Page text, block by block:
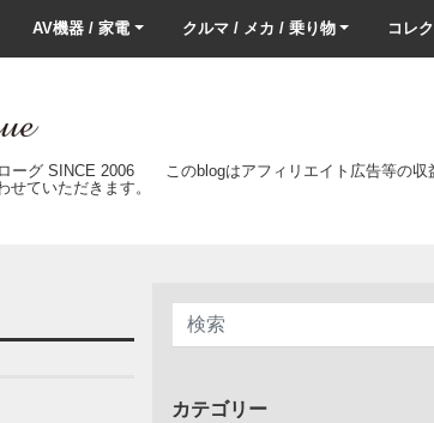
AV機器 / 家電 クルマ / メカ / 乗り物 コレ
ーグ SINCE 2006 このblogはアフィリエイト広告等の収
ていただきます。
カテゴリー